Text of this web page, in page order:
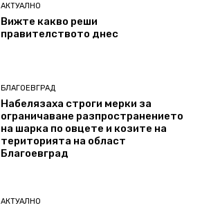
АКТУАЛНО
Вижте какво реши
правителството днес
БЛАГОЕВГРАД
Набелязаха строги мерки за
ограничаване разпространението
на шарка по овцете и козите на
територията на област
Благоевград
АКТУАЛНО